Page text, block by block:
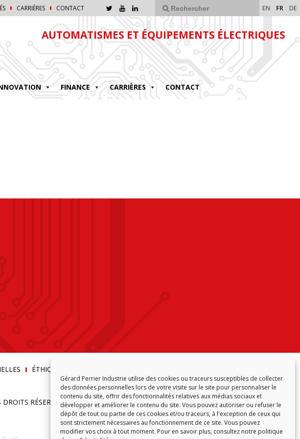
Gérard Perrier Industrie utilise des cookies ou traceurs susceptibles de collecter
des données personnelles lors de votre visite sur le site pour personnaliser le
contenu du site, offrir des fonctionnalités relatives aux médias sociaux et
développer et améliorer le contenu du site. Vous pouvez autoriser ou refuser le
dépôt de tout ou partie de ces cookies et/ou traceurs, à l'exception de ceux qui
sont strictement nécessaires au fonctionnement de ce site. Vous pouvez
modifier vos choix à tout moment. Pour en savoir plus, consultez notre politique
CARRIÈRES CONTACT EN FR DE
AUTOMATISMES ET ÉQUIPEMENTS ÉLECTRIQUES
FINANCE CARRIÈRES CONTACT
ÉTHIQUE & CONFORMITÉ
RÉSERVÉS